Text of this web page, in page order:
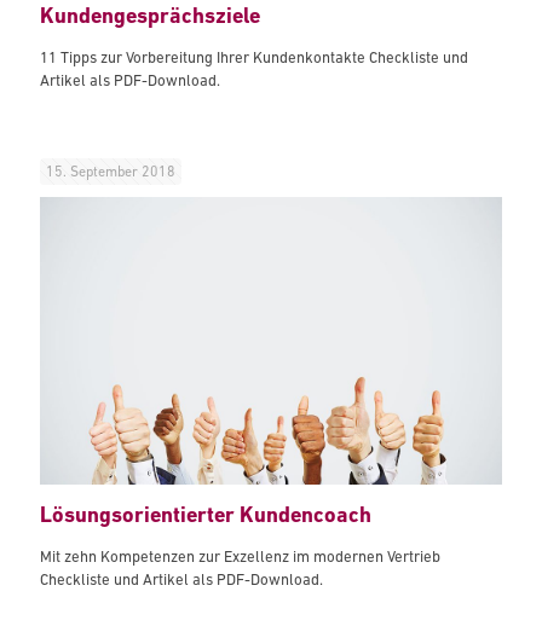
Kundengesprächsziele
11 Tipps zur Vorbereitung Ihrer Kundenkontakte Checkliste und
Artikel als PDF-Download.
15. September 2018
Lösungsorientierter Kundencoach
Mit zehn Kompetenzen zur Exzellenz im modernen Vertrieb
Checkliste und Artikel als PDF-Download.